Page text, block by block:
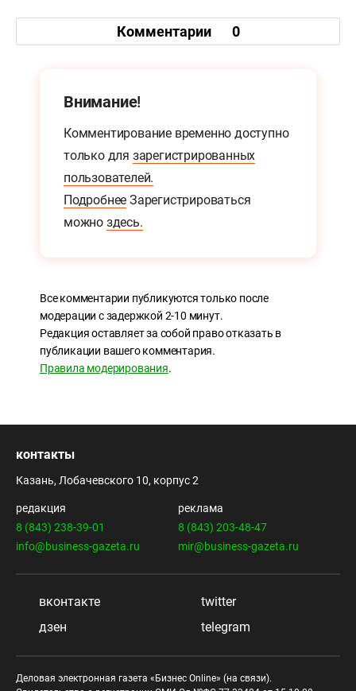
Комментарии 0
Внимание!
Комментирование временно доступно
только для зарегистрированных
пользователей.
Подробнее Зарегистрироваться
можно здесь.
Все комментарии публикуются только после
модерации с задержкой 2-10 минут.
Редакция оставляет за собой право отказать в
публикации вашего комментария.
Правила модерирования.
контакты
Казань, Лобачевского 10, корпус 2
редакция
8 (843) 238-39-01
info@business-gazeta.ru
реклама
8 (843) 203-48-47
mir@business-gazeta.ru
вконтакте
twitter
дзен
telegram
Деловая электронная газета «Бизнес Online» (на связи).